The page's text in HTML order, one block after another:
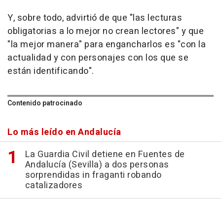
Y, sobre todo, advirtió de que "las lecturas
obligatorias a lo mejor no crean lectores" y que
"la mejor manera" para engancharlos es "con la
actualidad y con personajes con los que se
están identificando".
Contenido patrocinado
Lo más leído en Andalucía
La Guardia Civil detiene en Fuentes de
Andalucía (Sevilla) a dos personas
sorprendidas in fraganti robando
catalizadores